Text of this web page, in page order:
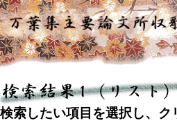
検索したい項目を選択し、ク